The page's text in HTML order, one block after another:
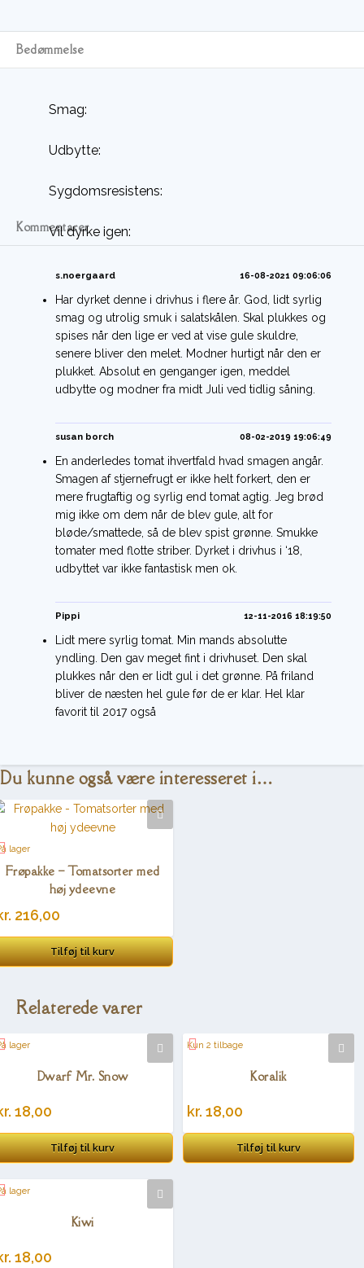
Bedømmelse
Smag:
Udbytte:
Sygdomsresistens:
Vil dyrke igen:
Kommentarer
s.noergaard 16-08-2021 09:06:06
Har dyrket denne i drivhus i flere år. God, lidt syrlig
smag og utrolig smuk i salatskålen. Skal plukkes og
spises når den lige er ved at vise gule skuldre,
senere bliver den melet. Modner hurtigt når den er
plukket. Absolut en genganger igen, meddel
udbytte og modner fra midt Juli ved tidlig såning.
susan borch 08-02-2019 19:06:49
En anderledes tomat ihvertfald hvad smagen angår.
Smagen af stjernefrugt er ikke helt forkert, den er
mere frugtaftig og syrlig end tomat agtig. Jeg brød
mig ikke om dem når de blev gule, alt for
bløde/smattede, så de blev spist grønne. Smukke
tomater med flotte striber. Dyrket i drivhus i ‘18,
udbyttet var ikke fantastisk men ok.
Pippi 12-11-2016 18:19:50
Lidt mere syrlig tomat. Min mands absolutte
yndling. Den gav meget fint i drivhuset. Den skal
plukkes når den er lidt gul i det grønne. På friland
bliver de næsten hel gule før de er klar. Hel klar
favorit til 2017 også
Du kunne også være interesseret i…
lager
Frøpakke – Tomatsorter med
høj ydeevne
216,00
Tilføj til kurv
Relaterede varer
lager
Dwarf Mr. Snow
18,00
Tilføj til kurv
Kun 2 tilbage
Koralik
kr. 18,00
Tilføj til kurv
lager
Kiwi
18,00